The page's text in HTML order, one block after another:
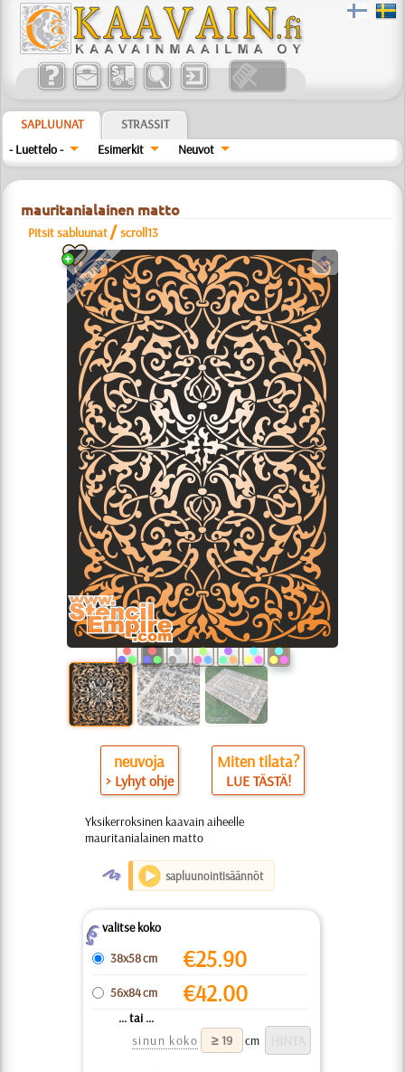
SAPLUUNAT
STRASSIT
- Luettelo -
Esimerkit Neuvot
mauritanialainen matto
Pitsit sabluunat /scroll13
a
neuvoja
> Lyhyt ohje
Miten tilata?
LUE TÄSTÄ!
Yksikerroksinen kaavain aiheelle
mauritanialainen matto
O sapluunointisäännöt
Zvalitse koko
38x58 cm
€25.90
56x84 cm €42.00
... tai ...
sinun koko
cm